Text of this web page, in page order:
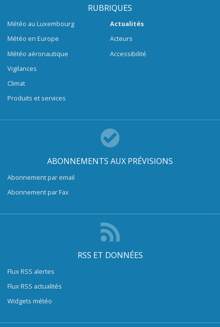
RUBRIQUES
Météo au Luxembourg
Météo en Europe
Météo aéronautique
Vigilances
Climat
Produits et services
Actualités
Acteurs
Accessibilité
ABONNEMENTS AUX PRÉVISIONS
Abonnement par email
Abonnement par Fax
RSS ET DONNÉES
Flux RSS alertes
Flux RSS actualités
Widgets météo